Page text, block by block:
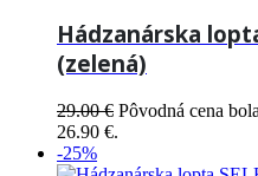
Hádzanárska
(zelená)
29.00€ Pôvodná cena
26.90 €.
-25%